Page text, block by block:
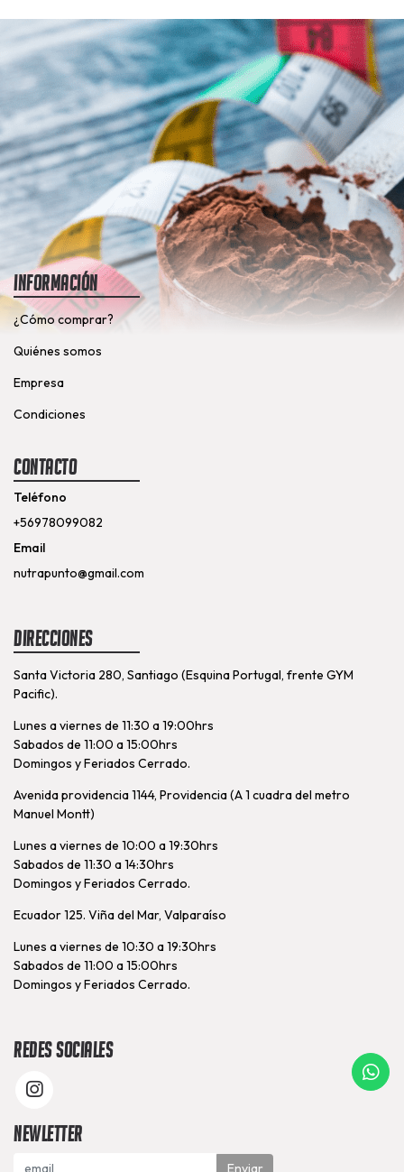
Información
¿Cómo comprar?
Quiénes somos
Empresa
Condiciones
Contacto
Teléfono
+56978099082
Email
nutrapunto@gmail.com
Direcciones
Santa Victoria 280, Santiago (Esquina Portugal, frente GYM
Pacific).
Lunes a viernes de 11:30 a 19:00hrs
Sabados de 11:00 a 15:00hrs
Domingos y Feriados Cerrado.
Avenida providencia 1144, Providencia (A 1 cuadra del metro
Manuel Montt)
Lunes a viernes de 10:00 a 19:30hrs
Sabados de 11:30 a 14:30hrs
Domingos y Feriados Cerrado.
Ecuador 125. Viña del Mar, Valparaíso
Lunes a viernes de 10:30 a 19:30hrs
Sabados de 11:00 a 15:00hrs
Domingos y Feriados Cerrado.
Redes Sociales
Newletter
Enviar